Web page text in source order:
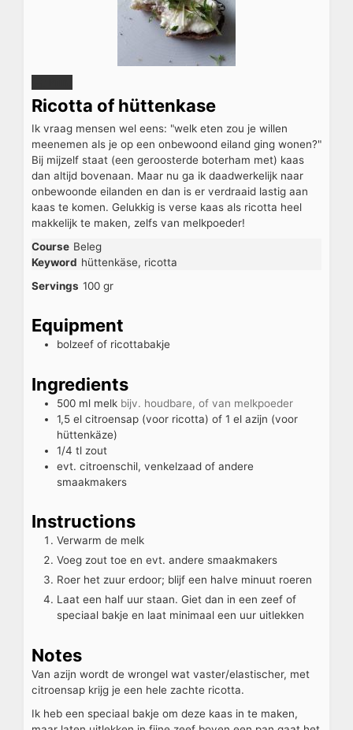
Ricotta of hüttenkase
Ik vraag mensen wel eens: "welk eten zou je willen
meenemen als je op een onbewoond eiland ging wonen?"
Bij mijzelf staat (een geroosterde boterham met) kaas
dan altijd bovenaan. Maar nu ga ik daadwerkelijk naar
onbewoonde eilanden en dan is er verdraaid lastig aan
kaas te komen. Gelukkig is verse kaas als ricotta heel
makkelijk te maken, zelfs van melkpoeder!
Course Beleg
Keyword hüttenkäse, ricotta
Servings 100 gr
Equipment
bolzeef of ricottabakje
Ingredients
500 ml melk bijv. houdbare, of van melkpoeder
1,5 el citroensap (voor ricotta) of 1 el azijn (voor
hüttenkäze)
1/4 tl zout
evt. citroenschil, venkelzaad of andere
smaakmakers
Instructions
Verwarm de melk
Voeg zout toe en evt. andere smaakmakers
Roer het zuur erdoor; blijf een halve minuut roeren
Laat een half uur staan. Giet dan in een zeef of
speciaal bakje en laat minimaal een uur uitlekken
Notes
Van azijn wordt de wrongel wat vaster/elastischer, met
citroensap krijg je een hele zachte ricotta.
Ik heb een speciaal bakje om deze kaas in te maken,